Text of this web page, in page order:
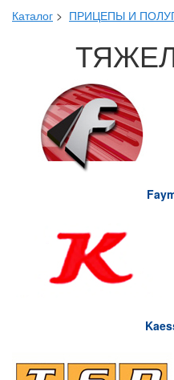
Каталог > ПРИЦЕПЫ И